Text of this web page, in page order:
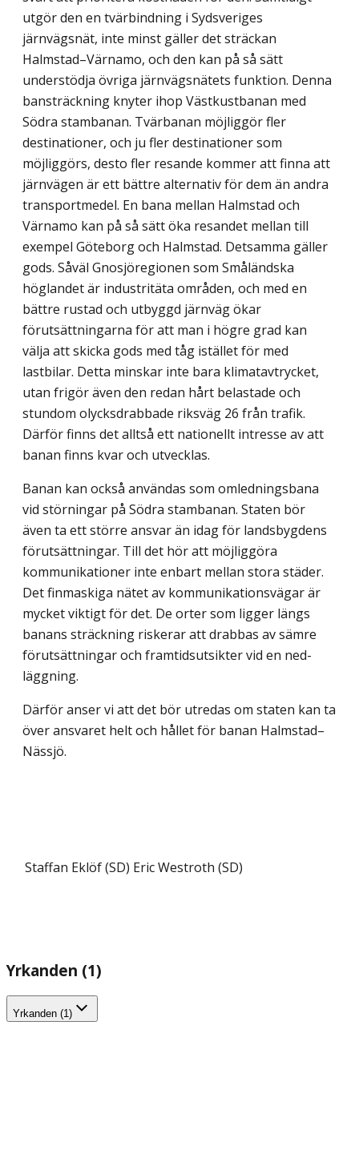
utgör den en tvärbindning i Sydsveriges
järnvägsnät, inte minst gäller det sträckan
Halmstad–Värnamo, och den kan på så sätt
understödja övriga järnvägsnätets funktion. Denna
bansträckning knyter ihop Västkustbanan med
Södra stambanan. Tvärbanan möjliggör fler
destinationer, och ju fler destinationer som
möjliggörs, desto fler resande kommer att finna att
järnvägen är ett bättre alternativ för dem än andra
transportmedel. En bana mellan Halmstad och
Värnamo kan på så sätt öka resandet mellan till
exempel Göteborg och Halmstad. Detsamma gäller
gods. Såväl Gnosjöregionen som Småländska
höglandet är industritäta områden, och med en
bättre rustad och utbyggd järnväg ökar
förutsättningarna för att man i högre grad kan
välja att skicka gods med tåg istället för med
lastbilar. Detta minskar inte bara klimatavtrycket,
utan frigör även den redan hårt belastade och
stundom olycksdrabbade riksväg 26 från trafik.
Därför finns det alltså ett nationellt intresse av att
banan finns kvar och utvecklas.
Banan kan också användas som omledningsbana
vid störningar på Södra stambanan. Staten bör
även ta ett större ansvar än idag för landsbygdens
förutsättningar. Till det hör att möjliggöra
kommunikationer inte enbart mellan stora städer.
Det finmaskiga nätet av kommunikationsvägar är
mycket viktigt för det. De orter som ligger längs
banans sträckning riskerar att drabbas av sämre
förutsättningar och framtidsutsikter vid en ned­
läggning.
Därför anser vi att det bör utredas om staten kan ta
över ansvaret helt och hållet för banan Halmstad–
Nässjö.
Staffan Eklöf (SD) Eric Westroth (SD)
Yrkanden (1)
Yrkanden (1)